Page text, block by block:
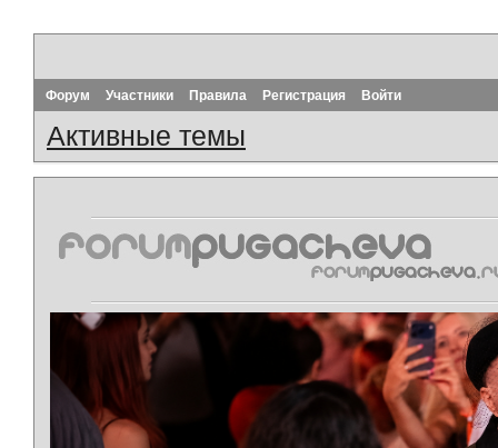
Форум Участники Правила Регистрация Войти
Активные темы